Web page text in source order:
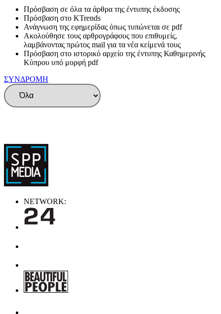
Πρόσβαση σε όλα τα άρθρα της έντυπης έκδοσης
Πρόσβαση στο KTrends
Ανάγνωση της εφημερίδας όπως τυπώνεται σε pdf
Ακολούθησε τους αρθρογράφους που επιθυμείς,
λαμβάνοντας πρώτος mail για τα νέα κείμενά τους
Πρόσβαση στο ιστορικό αρχείο της έντυπης Καθημερινής
Κύπρου υπό μορφή pdf
ΣΥΝΔΡΟΜΗ
NETWORK: